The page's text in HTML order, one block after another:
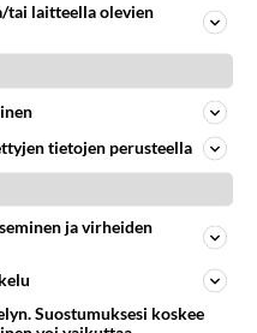
kerran siihen Tinderissä
kiinnostunutta,
5
tai laitteella olevien
tietojen perusteella
ja virheiden
Suostumuksesi koskee